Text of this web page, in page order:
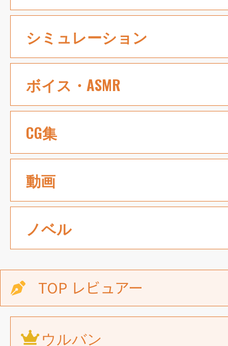
シミュレーション
ボイス・ASMR
CG集
動画
ノベル
TOP レビュアー
ウルバン